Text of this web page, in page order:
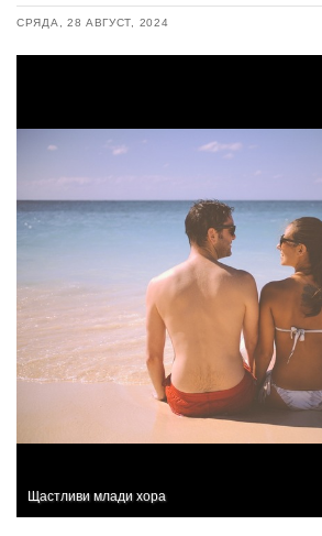
СРЯДА, 28 АВГУСТ, 2024
Щастливи млади хора